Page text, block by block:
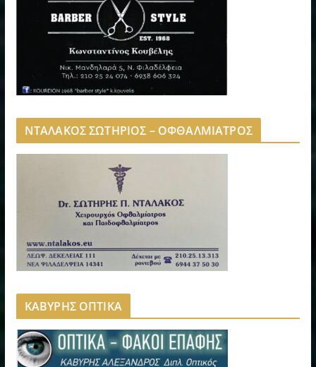
ΝΤΑΛΑΚΟΣ ΣΩΤΗΡΙΟΣ – ΟΦΘΑΛΜΙΑΤΡΟΣ
ΚΑΒΥΡΗΣ ΟΠΤΙΚΑ